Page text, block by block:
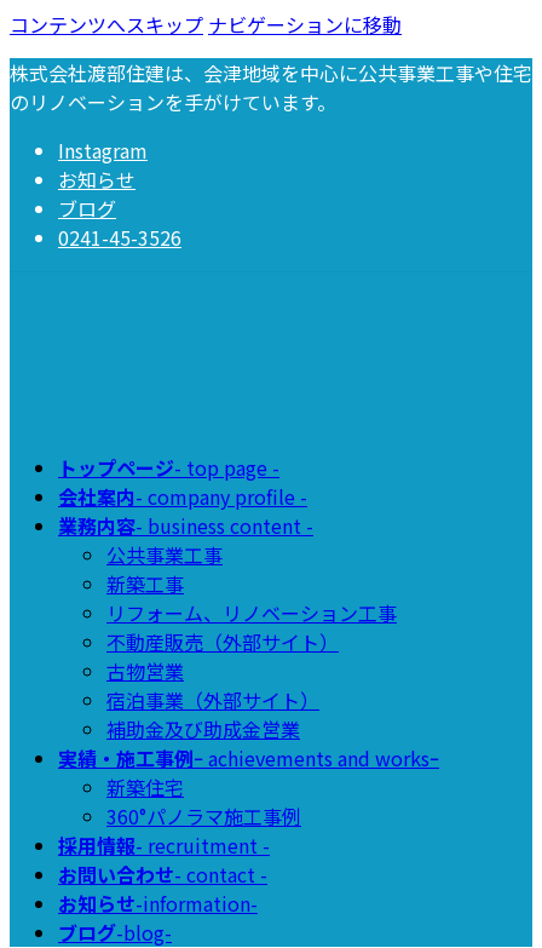
コンテンツへスキップ ナビゲーションに移動
株式会社渡部住建は、会津地域を中心に公共事業工事や住宅
のリノベーションを手がけています。
Instagram
お知らせ
ブログ
0241-45-3526
トップページ- top page -
会社案内- company profile -
業務内容- business content -
公共事業工事
新築工事
リフォーム、リノベーション工事
不動産販売（外部サイト）
古物営業
宿泊事業（外部サイト）
補助金及び助成金営業
実績・施工事例ｰ achievements and worksｰ
新築住宅
360°パノラマ施工事例
採用情報- recruitment -
お問い合わせ- contact -
お知らせ-information-
ブログ-blog-